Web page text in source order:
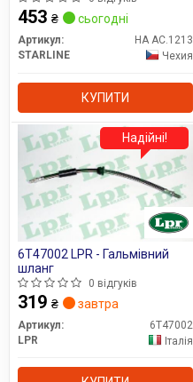
453 ₴ сьогодні
Артикул:
HA AC.1213
STARLINE
Чехия
КУПИТИ
6T47002 LPR - Гальмівний
шланг
0 відгуків
319 ₴ завтра
Артикул:
6T47002
LPR
Італія
Надійні!